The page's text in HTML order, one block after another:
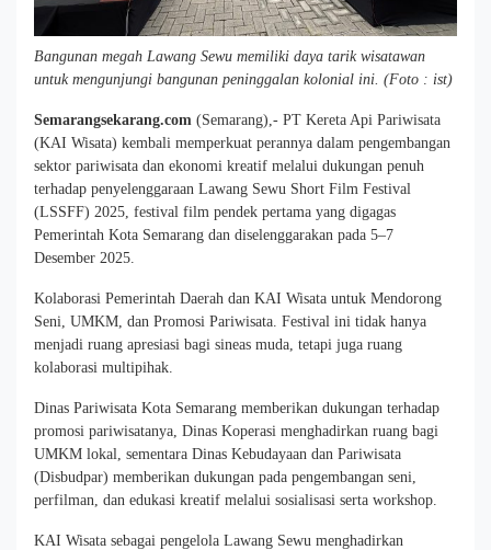
Bangunan megah Lawang Sewu memiliki daya tarik wisatawan
untuk mengunjungi bangunan peninggalan kolonial ini. (Foto : ist)
Semarangsekarang.com (Semarang),- PT Kereta Api Pariwisata
(KAI Wisata) kembali memperkuat perannya dalam pengembangan
sektor pariwisata dan ekonomi kreatif melalui dukungan penuh
terhadap penyelenggaraan Lawang Sewu Short Film Festival
(LSSFF) 2025, festival film pendek pertama yang digagas
Pemerintah Kota Semarang dan diselenggarakan pada 5–7
Desember 2025.
Kolaborasi Pemerintah Daerah dan KAI Wisata untuk Mendorong
Seni, UMKM, dan Promosi Pariwisata. Festival ini tidak hanya
menjadi ruang apresiasi bagi sineas muda, tetapi juga ruang
kolaborasi multipihak.
Dinas Pariwisata Kota Semarang memberikan dukungan terhadap
promosi pariwisatanya, Dinas Koperasi menghadirkan ruang bagi
UMKM lokal, sementara Dinas Kebudayaan dan Pariwisata
(Disbudpar) memberikan dukungan pada pengembangan seni,
perfilman, dan edukasi kreatif melalui sosialisasi serta workshop.
KAI Wisata sebagai pengelola Lawang Sewu menghadirkan